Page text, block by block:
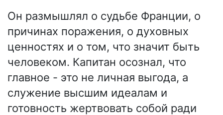
Он размышлял о судьбе Франции, о
причинах поражения, о духовных
ценностях и о том, что значит быть
человеком. Капитан осознал, что
главное - это не личная выгода, а
служение высшим идеалам и
готовность жертвовать собой ради